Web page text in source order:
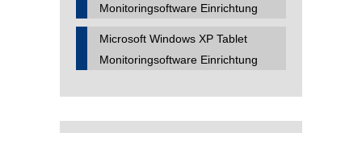
Monitoringsoftware Einrichtung
Microsoft Windows XP Tablet
Monitoringsoftware Einrichtung